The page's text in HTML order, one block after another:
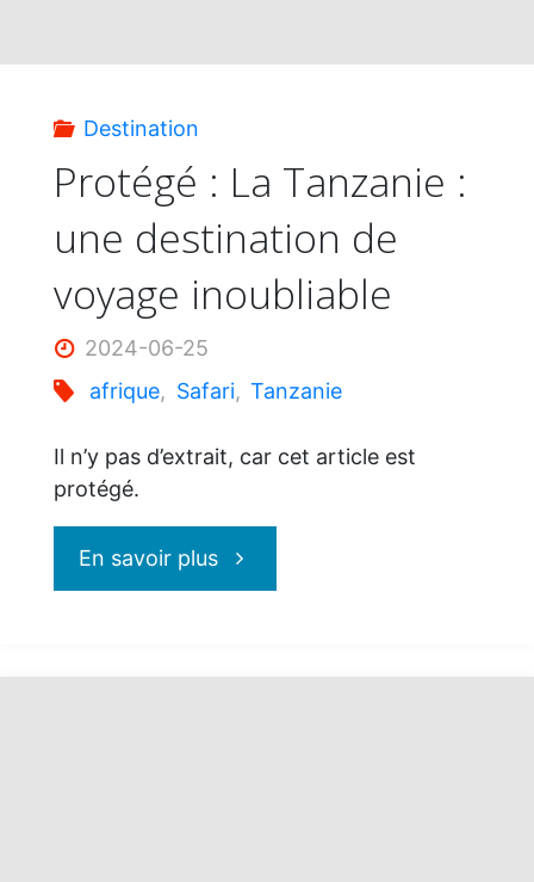
Destination
Protégé : La Tanzanie :
une destination de
voyage inoubliable
2024-06-25
afrique, Safari, Tanzanie
Il n’y pas d’extrait, car cet article est
protégé.
En savoir plus"Protégé :